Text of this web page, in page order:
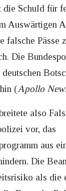
die Schuld für
Auswärtigen
falsche Pässe
Die
(Apollo
also
vor, das
aus
Die
als die